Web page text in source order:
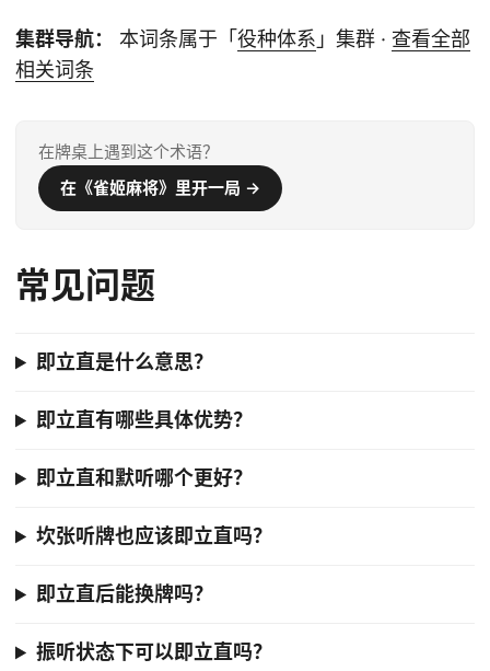
集群导航： 本词条属于「 役种体系 」集群 · 查看全部
相关词条
在牌桌上遇到这个术语？
在《雀姬麻将》里开一局 →
常见问题
即立直是什么意思？
即立直有哪些具体优势？
即立直和默听哪个更好？
坎张听牌也应该即立直吗？
即立直后能换牌吗？
振听状态下可以即立直吗？